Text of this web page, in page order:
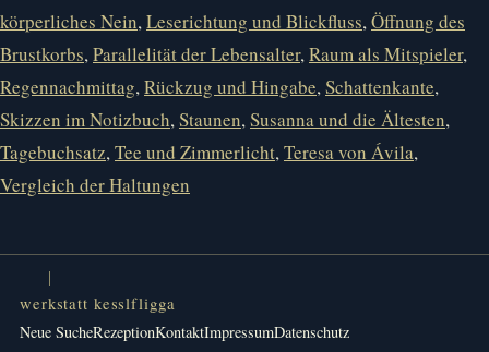
körperliches Nein,Leserichtung und Blickfluss,Öffnung des
Brustkorbs,Parallelität der Lebensalter,Raum als Mitspieler,
Regennachmittag,Rückzug und Hingabe,Schattenkante,
Skizzen im Notizbuch,Staunen,Susanna und die Ältesten,
Tagebuchsatz,Tee und Zimmerlicht,Teresa von Ávila,
Vergleich der Haltungen
werkstatt kesslfligga
Neue SucheRezeptionKontaktImpressumDatenschutz